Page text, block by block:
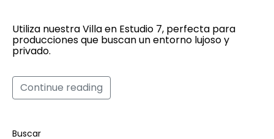
Utiliza nuestra Villa en Estudio 7, perfecta para
producciones que buscan un entorno lujoso y
privado.
Continue reading
Buscar